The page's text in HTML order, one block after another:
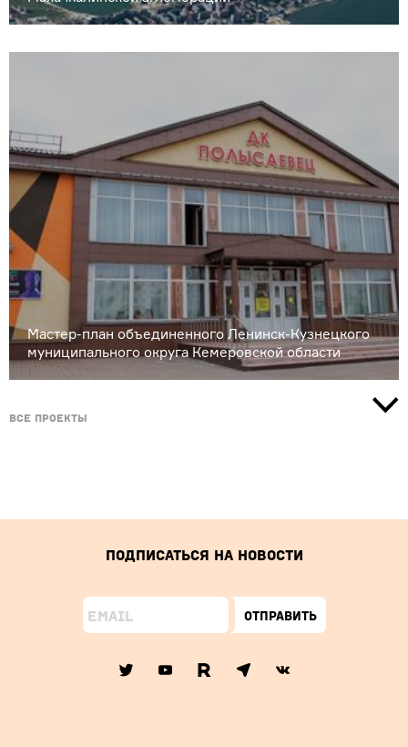
Мастер-план объединенного Ленинск-Кузнецкого
муниципального округа Кемеровской области
Все проекты
Подписаться на новости
Отправить